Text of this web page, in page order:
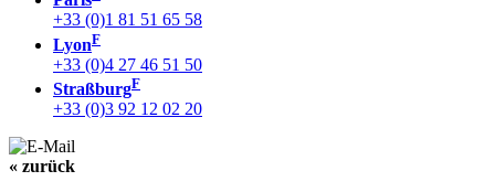
+33 (0)1 81 51 65 58
LyonF
+33 (0)4 27 46 51 50
StraßburgF
+33 (0)3 92 12 02 20
« zurück